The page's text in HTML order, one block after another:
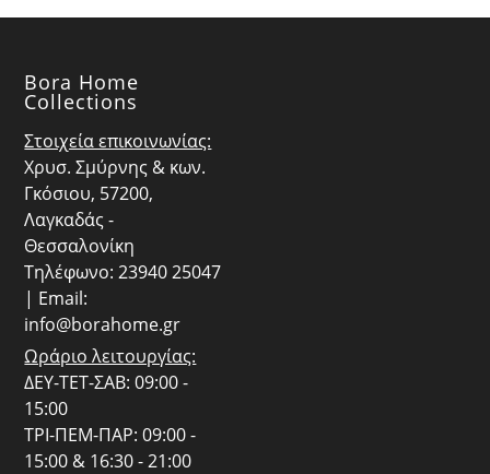
Bora Home
Collections
Στοιχεία επικοινωνίας:
Χρυσ. Σμύρνης & κων.
Γκόσιου, 57200,
Λαγκαδάς -
Θεσσαλονίκη
Τηλέφωνο: 23940 25047
| Email:
info@borahome.gr
Ωράριο λειτουργίας:
ΔΕΥ-ΤΕΤ-ΣΑΒ: 09:00 -
15:00
ΤΡΙ-ΠΕΜ-ΠΑΡ: 09:00 -
15:00 & 16:30 - 21:00